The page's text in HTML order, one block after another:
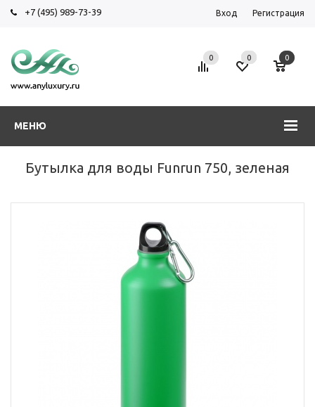
+7 (495) 989-73-39 Вход Регистрация
МЕНЮ
0 0 0
Бутылка для воды Funrun 750, зеленая